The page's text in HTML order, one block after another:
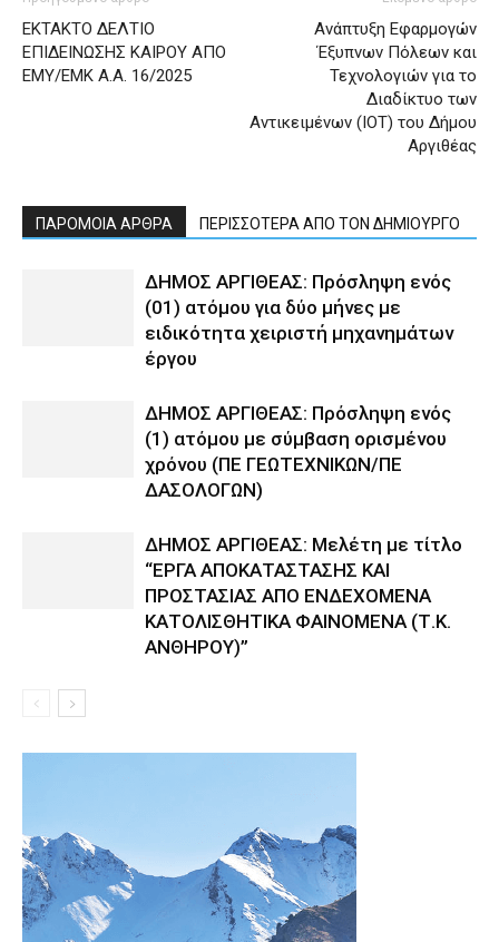
ΕΚΤΑΚΤΟ ΔΕΛΤΙΟ
ΕΠΙΔΕΙΝΩΣΗΣ ΚΑΙΡΟΥ ΑΠΟ
ΕΜΥ/ΕΜΚ Α.Α. 16/2025
Ανάπτυξη Εφαρμογών
Έξυπνων Πόλεων και
Τεχνολογιών για το
Διαδίκτυο των
Αντικειμένων (ΙΟΤ) του Δήμου
Αργιθέας
ΠΑΡΟΜΟΙΑ ΑΡΘΡΑ ΠΕΡΙΣΣΟΤΕΡΑ ΑΠΟ ΤΟΝ ΔΗΜΙΟΥΡΓΟ
ΔΗΜΟΣ ΑΡΓΙΘΕΑΣ: Πρόσληψη ενός
(01) ατόμου για δύο μήνες με
ειδικότητα χειριστή μηχανημάτων
έργου
ΔΗΜΟΣ ΑΡΓΙΘΕΑΣ: Πρόσληψη ενός
(1) ατόμου με σύμβαση ορισμένου
χρόνου (ΠΕ ΓΕΩΤΕΧΝΙΚΩΝ/ΠΕ
ΔΑΣΟΛΟΓΩΝ)
ΔΗΜΟΣ ΑΡΓΙΘΕΑΣ: Μελέτη με τίτλο
“ΕΡΓΑ ΑΠΟΚΑΤΑΣΤΑΣΗΣ ΚΑΙ
ΠΡΟΣΤΑΣΙΑΣ ΑΠΟ ΕΝΔΕΧΟΜΕΝΑ
ΚΑΤΟΛΙΣΘΗΤΙΚΑ ΦΑΙΝΟΜΕΝΑ (Τ.Κ.
ΑΝΘΗΡΟΥ)”